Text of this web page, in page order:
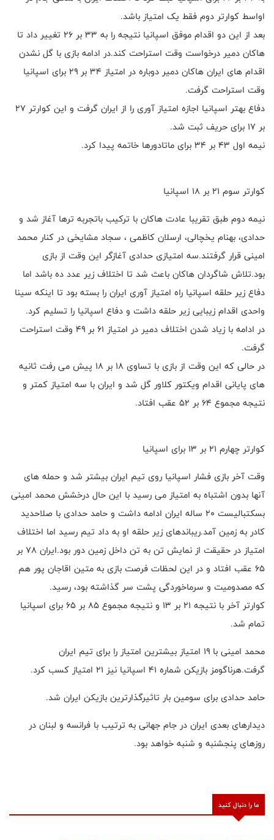
اواسط کوارتر دوم فقط یک امتیاز باشد.
بعد از این دو اقدام موفق اسپانیا نتیجه را به ۳۳ بر ۲۶ تغییر داد تا
هاکان دمیر درخواست وقت استراحت کند.در ادامه بازی با گل نشدن
اقدام های ایران هاکان دمیر دوباره در امتیاز ۳۴ بر ۲۹ برای اسپانیا
وقت استراحت گرفت.
دفاع بهتر اسپانیا اجازه امتیاز آوری را از ایران گرفت و این کوارتر ۲۷
بر ۱۷ برای حریف ثبت شد.
نیمه اول ۴۳ بر ۳۴ برای ماتادورها خاتمه پیدا کرد.
کوارتر سوم ۲۱ بر ۱۸ اسپانیا
نیمه دوم طبق تقریبا عادت هاکان با ترکیب باتجربه ترها آغاز شد و
حدادی، بهنام یخچالی، ارسلان کاظمی ، سجاد مشایخی در کنار محمد
امینی قرار گرفتند.سه امتیازی حدادی آغازگر این وقت از بازی
بود.تلاش شاگردان هاکان باعث شد تا اختلاف زیر عدد ده باشد اما
دفاع زیر حلقه اسپانیا راه امتیاز آوری ایران را بسته بود تا اینکه سینا
واحدی اقدام زیبایی زیر حلقه داشت و دفاع اسپانیا را تسلیم کرد.
در ادامه با زیاد شدن اختلاف دمیر در امتیاز ۶۱ بر ۴۹ وقت استراحت
گرفت.
در حالی که این وقت از بازی با تساوی ۱۸ بر ۱۸ پیش می رفت ثانیه
های پایانی اقدام ویکتور کلاور گل شد و ایران با سه امتیاز کمتر و
نتیجه مجموع ۶۴ بر ۵۲ عقب افتاد.
کوارتر چهارم ۲۱ بر ۱۳ برای اسپانیا
وقت آخر بازی فشار اسپانیا روی تیم ایران بیشتر شد و حمله های
آنها بدون اشتباه به امتیاز می رسید با این حال درخشش محمد امینی
بسکتبالیست ۲۰ ساله ایران ادامه داشت و حامد حدادی با صلاحدید
کادر به زمین آمد.ریباندهای زیر حلقه او به داد تیم رسید اما اختلاف
امتیاز در حقیقت از نمایش تن به تن داخل زمین دور بود.ایران ۷۸ بر
۶۵ عقب افتاد و در این لحظات فرصت بازی به متین اقاجان پور هم
که مصدومیت و سرماخوردگی پشت سر گذاشته بود، رسید.
کوارتر آخر با نتیجه ۲۱ بر ۱۳ و نتیجه مجموع ۸۵ بر ۶۵ برای اسپانیا
تمام شد.
محمد امینی با ۱۹ امتیاز بیشترین امتیاز را برای تیم ایران
گرفت.هرناگومز بازیکن شماره ۴۱ اسپانیا نیز ۲۱ امتیاز کسب کرد.
حامد حدادی برای سومین بار تاثیرگذارترین بازیکن ایران شد.
دیدارهای بعدی ایران در جام جهانی به ترتیب با فرانسه و لبنان در
روزهای پنجشنبه و شنبه خواهد بود.
ما را دنبال کنید